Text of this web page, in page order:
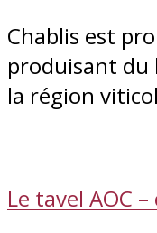
Chablis est
produisant du
la région
Le tavel AOC